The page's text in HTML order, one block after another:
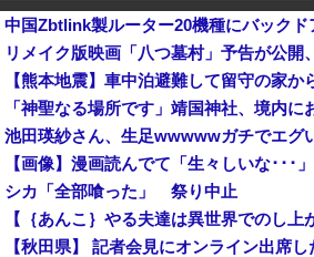
1944年7月、グアム島に上陸作戦を展開
池田瑛紗さん、生足wwwwwガチでエグ
【画像】漫画読んでて「生々しいな･･･
シカ「全部喰った」 祭り中止